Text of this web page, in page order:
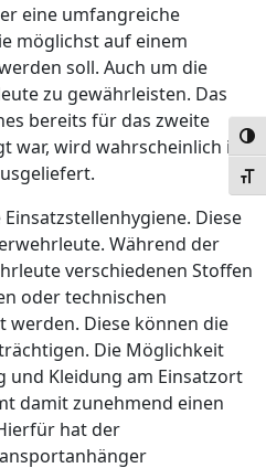
eine umfangreiche
möglichst auf einem
soll. Auch um die
zu gewährleisten. Das
bereits für das zweite
war, wird wahrscheinlich in
Diese
Während der
verschiedenen Stoffen
oder technischen
Diese können die
Die Möglichkeit
Kleidung am Einsatzort
damit zunehmend einen
hat der